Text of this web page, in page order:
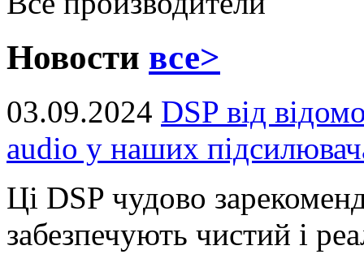
Новости все>
03.09.2024 DSP від
audio у наших
Ці DSP чудово
забезпечують чистий і